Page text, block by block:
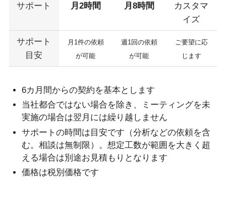
サポート 月2時間 月8時間
カスタマ
イズ
サポート
目安
月1件の依頼
が可能
週1回の依頼
が可能
ご要望に応
じます
6カ月間からの契約を基本とします
当社都合ではない場合を除き、ミーティングを未
実施の場合は翌月には繰り越しません
サポートの時間は目安です（分析などの依頼を含
む。相談は無制限）。想定工数が範囲を大きく超
える場合は別途お見積もりとなります
価格は税別価格です